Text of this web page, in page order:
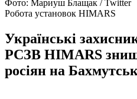
Фото: Мариуш Блащак / Twitter
Робота установок HIMARS
Українські
РСЗВ HIMARS
росіян на